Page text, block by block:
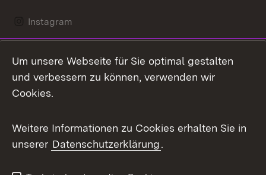
Instagram
Mastodon
Messenger
Social Wall
X / Twitter
Youtube
Um unsere Webseite für Sie optimal gestalten
und verbessern zu können, verwenden wir
Cookies.
Weitere Informationen zu Cookies erhalten Sie in
unserer Datenschutzerklärung.